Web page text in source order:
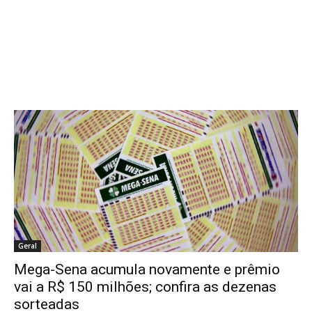
Geral
Mega-Sena acumula novamente e prêmio
vai a R$ 150 milhões; confira as dezenas
sorteadas